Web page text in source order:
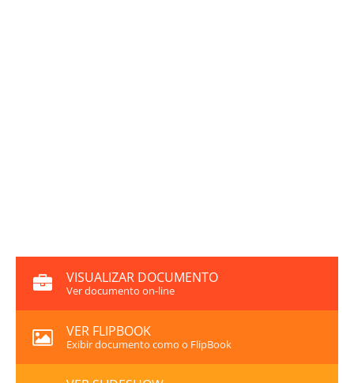
VISUALIZAR DOCUMENTO
Ver documento on-line
VER FLIPBOOK
Exibir documento como o FlipBook